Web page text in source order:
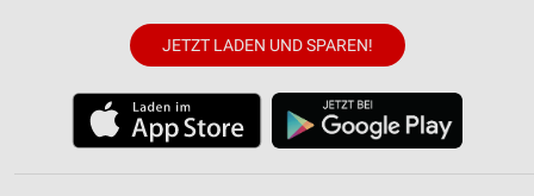
JETZT LADEN UND SPAREN!